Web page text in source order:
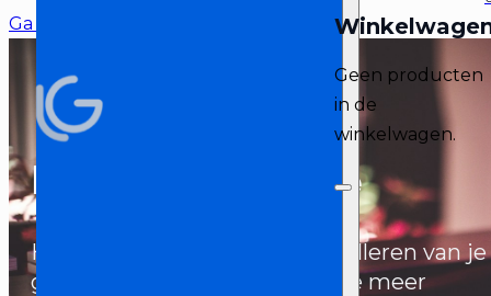
Ga naar hoofdinhoud Ga naar voettekst
Geen producten
in de
winkelwagen.
Hulp bij Installatie
Heb je hulp nodig bij het installeren van je
gehuurde product(en), of wil je meer